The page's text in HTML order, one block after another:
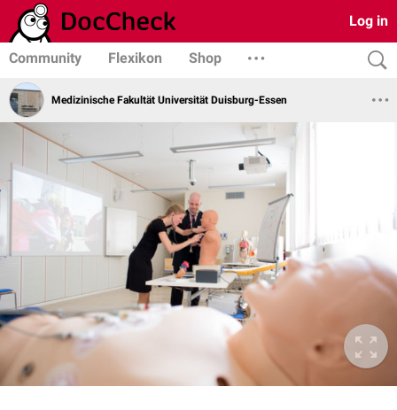
Log in
Community Flexikon Shop
Medizinische Fakultät Universität Duisburg-Essen